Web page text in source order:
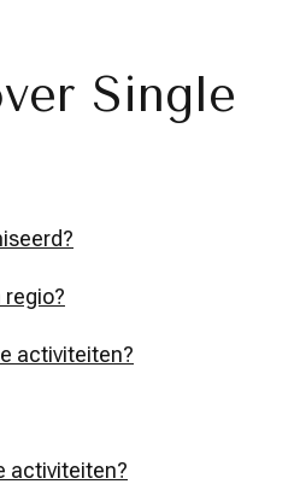
Single
activiteiten?
activiteiten?